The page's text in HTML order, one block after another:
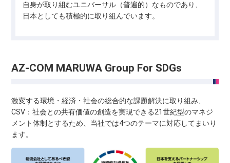
自身が取り組むユニバーサル（普遍的）なものであり、
日本としても積極的に取り組んでいます。
AZ-COM MARUWA Group For SDGs
激変する環境・経済・社会の総合的な課題解決に取り組み、
CSV：社会との共有価値の創造を実現できる21世紀型のマネジ
メント体制とするため、当社では4つのテーマに対応してまいり
ます。